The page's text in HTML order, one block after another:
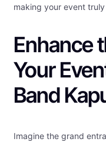
making your event
Enhance
Your
Band
Imagine the grand